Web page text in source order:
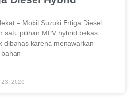
– Mobil Suzuki Ertiga Diesel
satu pilihan MPV hybrid bekas
dibahas karena menawarkan
23, 2026